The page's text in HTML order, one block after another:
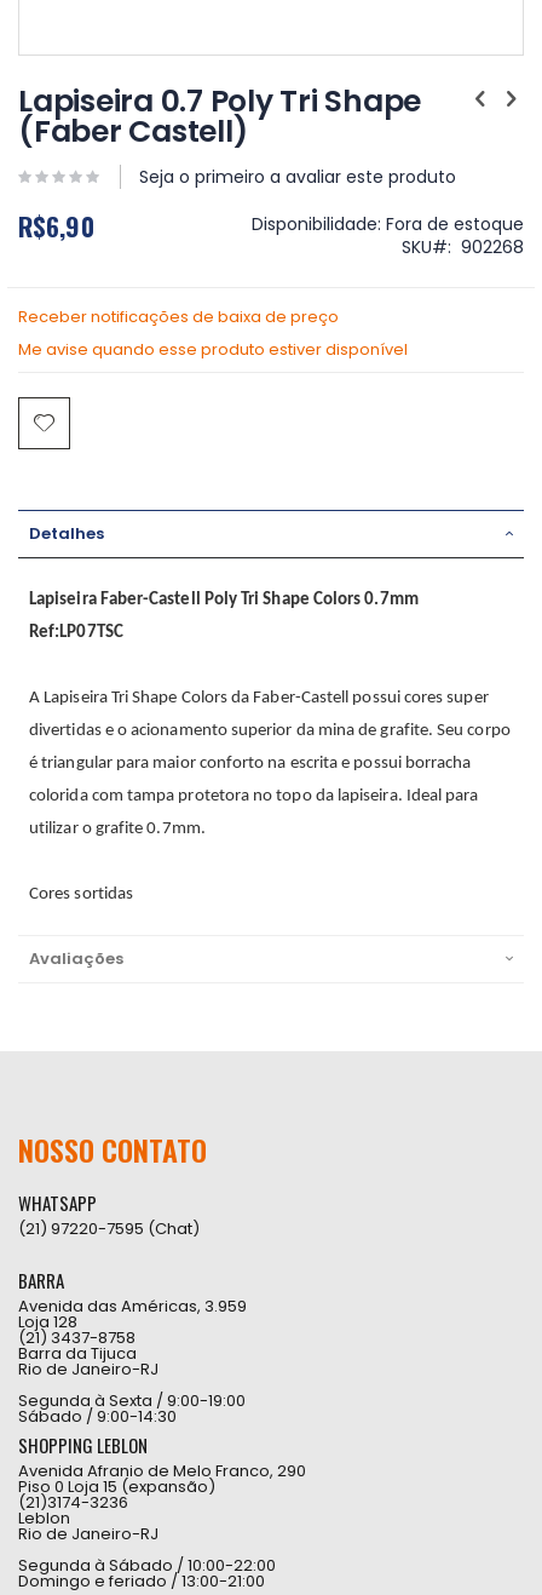
para
o
início
da
Galeria
imagens
Lapiseira 0.7 Poly Tri Shape
(Faber Castell)
Seja o primeiro a avaliar este produto
R$6,90 Disponibilidade: Fora de estoque
SKU
902268
Receber notificações de baixa de preço
Me avise quando esse produto estiver disponível
Detalhes
Lapiseira Faber-Castell Poly Tri Shape Colors 0.7mm
Ref:LP07TSC
A Lapiseira Tri Shape Colors da Faber-Castell possui cores super
divertidas e o acionamento superior da mina de grafite. Seu corpo
é triangular para maior conforto na escrita e possui borracha
colorida com tampa protetora no topo da lapiseira. Ideal para
utilizar o grafite 0.7mm.
Cores sortidas
Avaliações
NOSSO CONTATO
WHATSAPP
(21) 97220-7595 (Chat)
BARRA
Avenida das Américas, 3.959
Loja 128
(21) 3437-8758
Barra da Tijuca
Rio de Janeiro-RJ
Segunda à Sexta / 9:00-19:00
Sábado / 9:00-14:30
SHOPPING LEBLON
Avenida Afranio de Melo Franco, 290
Piso 0 Loja 15 (expansão)
(21)3174-3236
Leblon
Rio de Janeiro-RJ
Segunda à Sábado / 10:00-22:00
Domingo e feriado / 13:00-21:00